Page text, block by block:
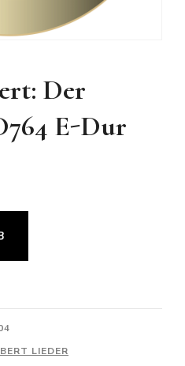
Der
E-Dur
LIEDER